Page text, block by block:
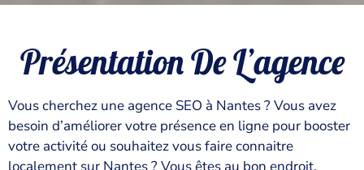
Présentation De L’agence
Vous cherchez une agence SEO à Nantes ? Vous avez
besoin d’améliorer votre présence en ligne pour booster
votre activité ou souhaitez vous faire connaitre